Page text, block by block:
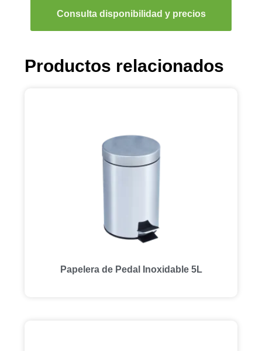
Consulta disponibilidad y precios
Productos relacionados
Papelera de Pedal Inoxidable 5L